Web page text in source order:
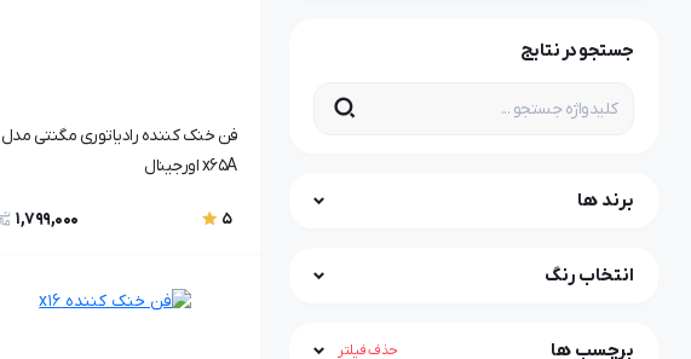
جستجو در نتایج
برند ها
انتخاب رنگ
برچسب ها حذف فیلتر
فن خنک کننده رادیاتوری مگنتی مدل
x65A اورجینال
5
1,799,000